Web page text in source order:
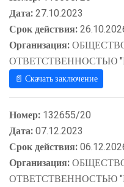
Дата:27.10.2023
Срок действия:
Организация:
ОТВЕТСТВЕННОСТЬЮ
📄 Скачать заключение
Номер: 132655/20
Дата:07.12.2023
Срок действия:
Организация:
ОТВЕТСТВЕННОСТЬЮ